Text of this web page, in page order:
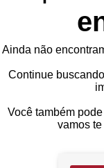
Ainda não
Continue
Você também
vamos